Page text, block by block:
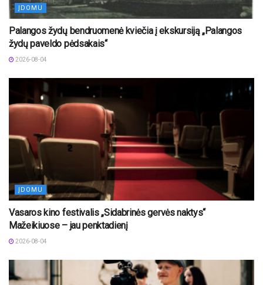
ĮDOMU
Palangos žydų bendruomenė kviečia į ekskursiją „Palangos
žydų paveldo pėdsakais“
2026-08-04
ĮDOMU
Vasaros kino festivalis „Sidabrinės gervės naktys“
Mažeikiuose – jau penktadienį
2026-08-04